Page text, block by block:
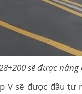
sẽ được
V sẽ được đầu